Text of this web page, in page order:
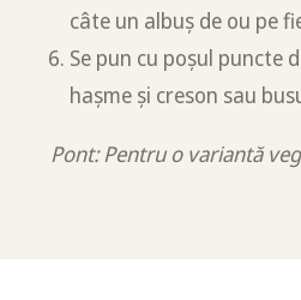
câte un albuș de ou pe
Se pun cu poșul puncte
hașme și creson sau
Pont: Pentru o variantă